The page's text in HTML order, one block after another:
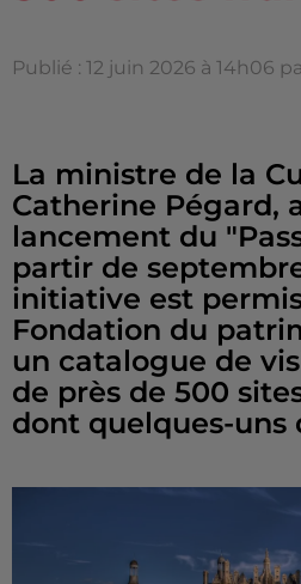
Publié : 12 juin 2026 à 14h06
La ministre de la
Catherine Pégard,
lancement du
partir de
initiative est
Fondation du
un catalogue de
de près de 500
dont quelques-uns